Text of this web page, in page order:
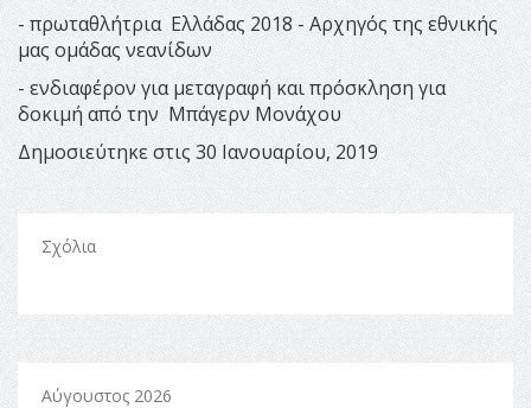
- πρωταθλήτρια Ελλάδας 2018 - Αρχηγός της εθνικής
μας ομάδας νεανίδων
- ενδιαφέρον για μεταγραφή και πρόσκληση για
δοκιμή από την Μπάγερν Μονάχου
Δημοσιεύτηκε στις 30 Ιανουαρίου, 2019
Σχόλια
Αύγουστος 2026